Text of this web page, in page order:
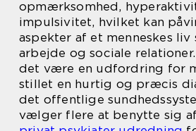
opmærksomhed,
impulsivitet, hvilket kan
aspekter af et menneskes liv
arbejde og sociale
det være en udfordring for
stillet en hurtig og præcis
det offentlige
vælger flere at benytte sig af